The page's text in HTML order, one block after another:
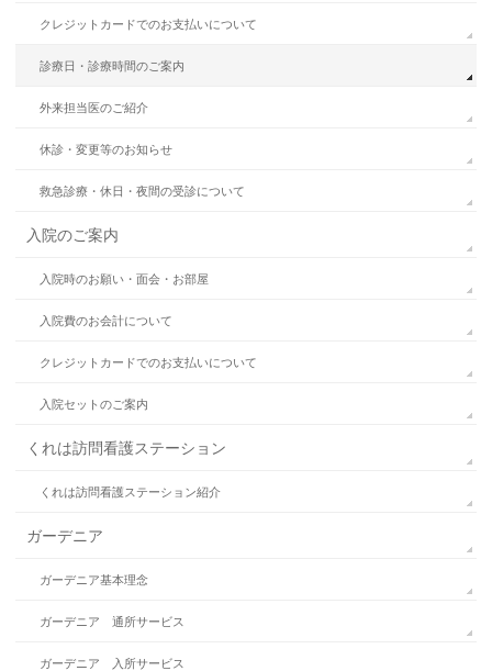
クレジットカードでのお支払いについて
診療日・診療時間のご案内
外来担当医のご紹介
休診・変更等のお知らせ
救急診療・休日・夜間の受診について
入院のご案内
入院時のお願い・面会・お部屋
入院費のお会計について
クレジットカードでのお支払いについて
入院セットのご案内
くれは訪問看護ステーション
くれは訪問看護ステーション紹介
ガーデニア
ガーデニア基本理念
ガーデニア 通所サービス
ガーデニア 入所サービス